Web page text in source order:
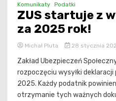
Komunikaty Podatki
ZUS startuje z
za 2025 rok!
Michał Pluta 28 stycznia
Zakład Ubezpieczeń
rozpoczęciu wysyłki
2025. Każdy podatnik
otrzymanie tych ważnych